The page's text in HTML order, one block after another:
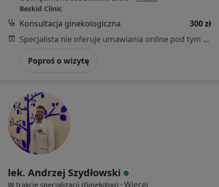
Beskid Clinic
Konsultacja ginekologiczna
300 zł
Specjalista nie oferuje umawiania online pod tym adresem.
Poproś o wizytę
lek. Andrzej Szydłowski
W trakcie specjalizacji (Ginekolog) · Więcej